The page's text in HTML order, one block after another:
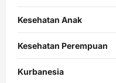
Kesehatan Anak
Kesehatan Perempuan
Kurbanesia